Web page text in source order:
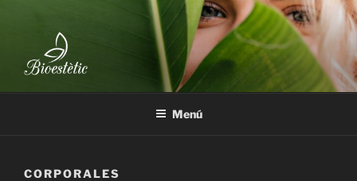
contenido
BIOESTÈTIC
Menú
CORPORALES